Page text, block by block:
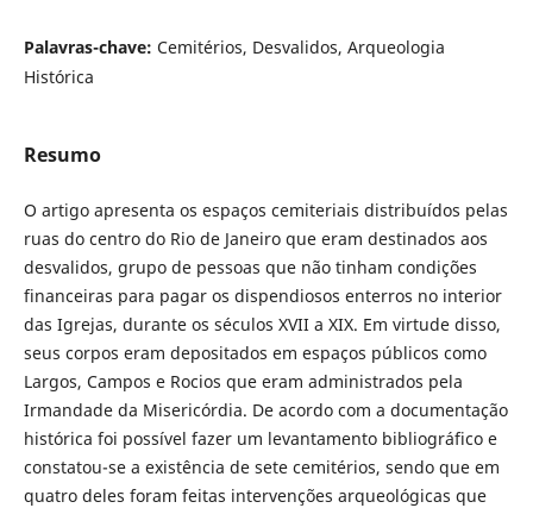
Palavras-chave: Cemitérios, Desvalidos, Arqueologia
Histórica
Resumo
O artigo apresenta os espaços cemiteriais distribuídos pelas
ruas do centro do Rio de Janeiro que eram destinados aos
desvalidos, grupo de pessoas que não tinham condições
financeiras para pagar os dispendiosos enterros no interior
das Igrejas, durante os séculos XVII a XIX. Em virtude disso,
seus corpos eram depositados em espaços públicos como
Largos, Campos e Rocios que eram administrados pela
Irmandade da Misericórdia. De acordo com a documentação
histórica foi possível fazer um levantamento bibliográfico e
constatou-se a existência de sete cemitérios, sendo que em
quatro deles foram feitas intervenções arqueológicas que